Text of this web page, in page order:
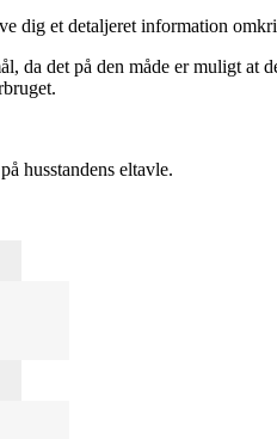
dig et detaljeret information
det på den måde er muligt at
husstandens eltavle.